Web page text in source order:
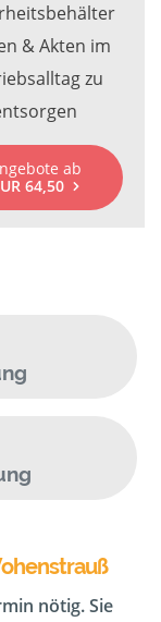
& Akten im
zu
ab
64,50
nötig. Sie